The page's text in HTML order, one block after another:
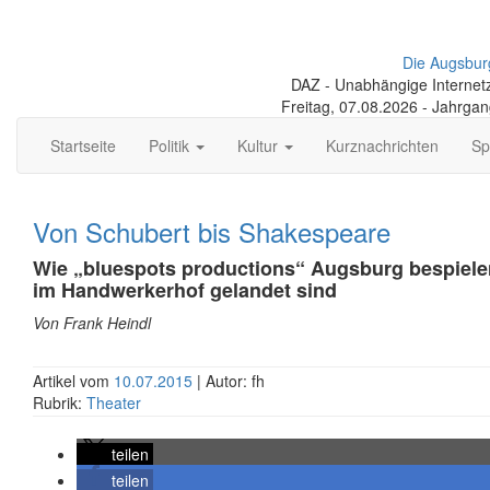
Die
DAZ - Unabhängige
Freitag, 07.08.2026 -
Startseite
Politik Kultur Kurznachrichten
Von Schubert bis Shakespeare
Wie „bluespots productions“ Augsburg
im Handwerkerhof gelandet sind
Von Frank Heindl
Artikel vom 10.07.2015 | Autor: fh
Rubrik: Theater
teilen
teilen